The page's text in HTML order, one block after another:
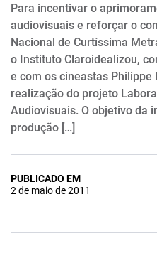
Para incentivar o
audiovisuais e reforçar o
Nacional de Curtíssima
o Instituto Claroidealizou,
e com os cineastas Philippe
realização do projeto
Audiovisuais. O objetivo da
produção […]
PUBLICADO EM
2 de maio de 2011